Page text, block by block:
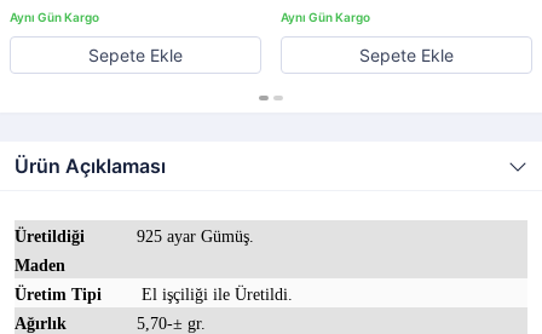
Sepete Ekle Sepete Ekle
Ürün Açıklaması
Üretildiği
Maden
925 ayar Gümüş.
Üretim Tipi
El işçiliği ile Üretildi.
Ağırlık
5,70-± gr.